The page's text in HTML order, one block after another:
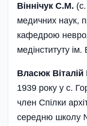
Віннічук С.М.
медичних наук,
кафедрою
медінституту
Власюк
1939 року у с.
член Спілки
середню школу